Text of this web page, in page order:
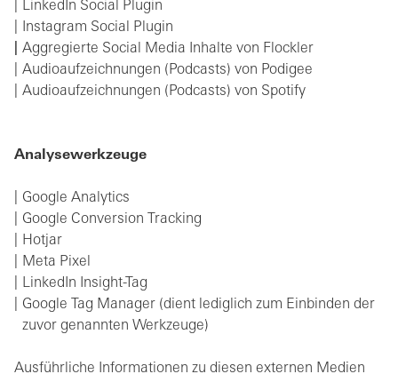
LinkedIn Social Plugin
Instagram Social Plugin
Aggregierte Social Media Inhalte von Flockler
Audioaufzeichnungen (Podcasts) von Podigee
Audioaufzeichnungen (Podcasts) von Spotify
Analysewerkzeuge
Google Analytics
Google Conversion Tracking
Hotjar
Meta Pixel
LinkedIn Insight-Tag
Google Tag Manager (dient lediglich zum Einbinden der
zuvor genannten Werkzeuge)
Ausführliche Informationen zu diesen externen Medien